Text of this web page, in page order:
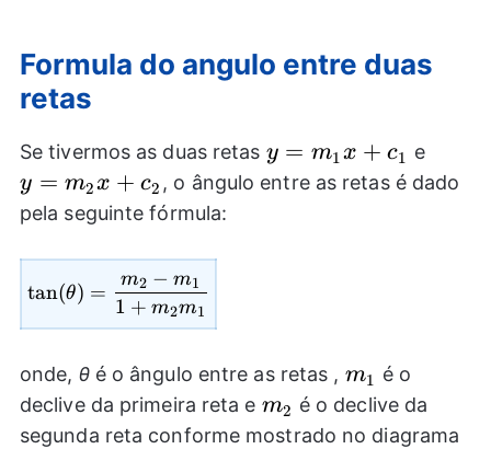
Formula do angulo entre duas
retas
Se tivermos as duas retas y=m_{1}x+c_{1}
y = m1x + c1 e
y = m2x + c2 , o ângulo entre as retas é dado
pela seguinte fórmula:
\tan(\theta)=\frac{m_{2}-
tan(θ) =
1 + m2m1
m2 − m1
onde, θé o ângulo entre as retas , m_{1}
m1 é o
declive da primeira reta e m_{2}
m2 é o declive da
segunda reta conforme mostrado no diagrama